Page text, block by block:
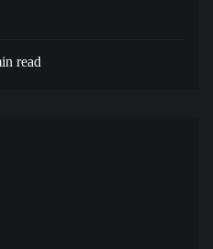
read